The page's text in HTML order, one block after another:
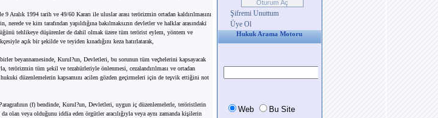
Aralık 1994 tarih ve 49/60 Kararı ile uluslar arası terörizmin ortadan kaldırılmasını
ve kim tarafından yapıldığına bakılmaksızın devletler ve halklar arasındaki
tehlikeye düşürenler de dahil olmak üzere tüm terörist eylem, yöntem ve
açık bir şekilde ve teyiden kınadığını keza hatırlatarak,
beyannamesinde, Kurul?un, Devletleri, bu sorunun tüm veçhelerini kapsayacak
terörizmin tüm şekil ve tezahürleriyle önlenmesi, cezalandırılması ve ortadan
düzenlemelerin kapsamını acilen gözden geçirmeleri için de teşvik ettiğini not
(f) bendinde, Kurul?un, Devletleri, uygun iç düzenlemelerle, teröristlerin
olan veya olduğunu iddia eden örgütler aracılığıyla veya aynı zamanda kişilerin
Şifremi Unuttum
Üye Ol
Hukuk Arama Motoru